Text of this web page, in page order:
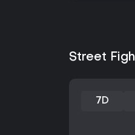
Street
7D